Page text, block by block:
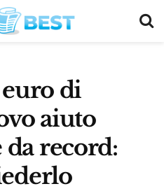
euro di
aiuto
record: